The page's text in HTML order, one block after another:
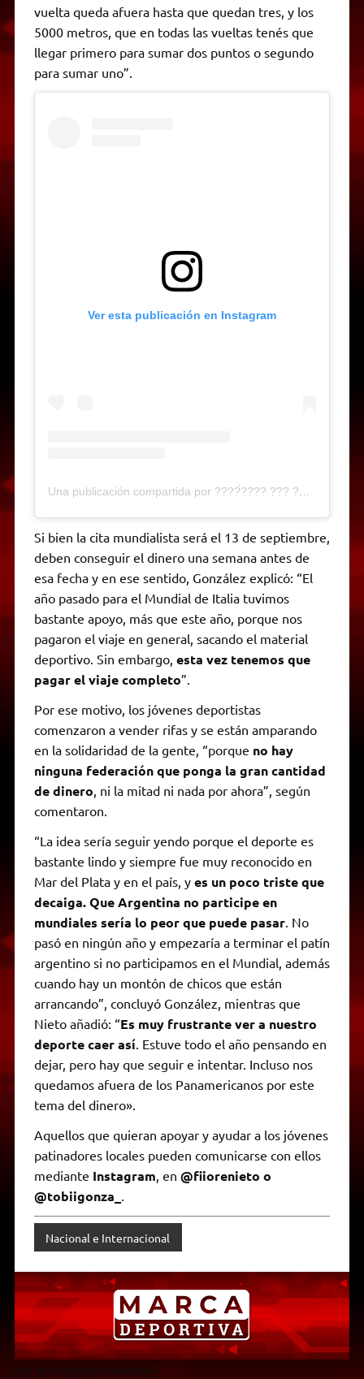
vuelta queda afuera hasta que quedan tres, y los
5000 metros, que en todas las vueltas tenés que
llegar primero para sumar dos puntos o segundo
para sumar uno”.
Ver esta publicación en Instagram
Una publicación compartida por ????́???? ??? ????́? ??????? (@atleticopatincarreramdp)
Si bien la cita mundialista será el 13 de septiembre,
deben conseguir el dinero una semana antes de
esa fecha y en ese sentido, González explicó: “El
año pasado para el Mundial de Italia tuvimos
bastante apoyo, más que este año, porque nos
pagaron el viaje en general, sacando el material
deportivo. Sin embargo, esta vez tenemos que
pagar el viaje completo”.
Por ese motivo, los jóvenes deportistas
comenzaron a vender rifas y se están amparando
en la solidaridad de la gente, “porque no hay
ninguna federación que ponga la gran cantidad
de dinero , ni la mitad ni nada por ahora”, según
comentaron.
“La idea sería seguir yendo porque el deporte es
bastante lindo y siempre fue muy reconocido en
Mar del Plata y en el país, y es un poco triste que
decaiga. Que Argentina no participe en
mundiales sería lo peor que puede pasar. No
pasó en ningún año y empezaría a terminar el patín
argentino si no participamos en el Mundial, además
cuando hay un montón de chicos que están
arrancando”, concluyó González, mientras que
Nieto añadió: “Es muy frustrante ver a nuestro
deporte caer así . Estuve todo el año pensando en
dejar, pero hay que seguir e intentar. Incluso nos
quedamos afuera de los Panamericanos por este
tema del dinero».
Aquellos que quieran apoyar y ayudar a los jóvenes
patinadores locales pueden comunicarse con ellos
mediante Instagram , en @fiiorenieto o
@tobiigonza_
Nacional e Internacional
[xyz-ips snippet=»uveka»]